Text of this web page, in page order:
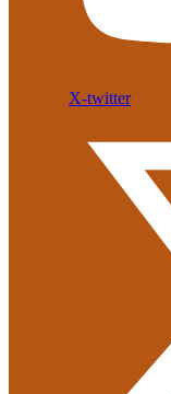
X-twitter